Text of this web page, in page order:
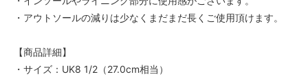
・アウトソールの減りは少なくまだまだ長くご使用頂けます。
【商品詳細】
・サイズ：UK8 1/2（27.0cm相当）